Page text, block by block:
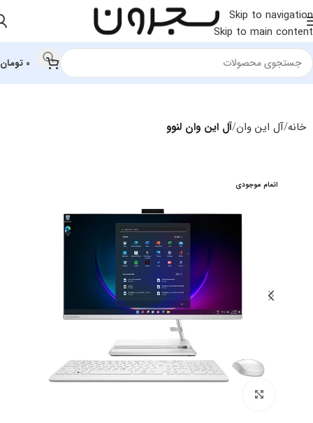
Skip to navigation
Skip to main content
0 تومان
خانه آل این وان آل این وان لنوو
اتمام موجودی